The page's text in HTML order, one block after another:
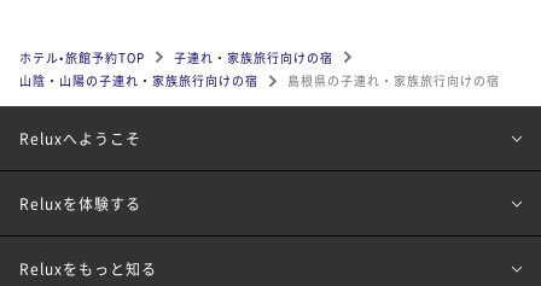
ホテル•旅館予約TOP
子連れ・家族旅行向けの宿
山陰・山陽の子連れ・家族旅行向けの宿
島根県の子連れ・家族旅行向けの宿
Reluxへようこそ
Reluxを体験する
Reluxをもっと知る